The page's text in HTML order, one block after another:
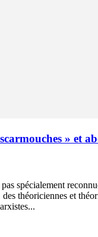
» et
spécialement
théoriciennes et